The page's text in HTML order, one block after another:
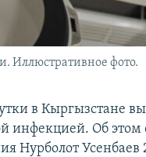
Иллюстративное фото.
в Кыргызстане
инфекцией. Об
Нурболот Усенбаев